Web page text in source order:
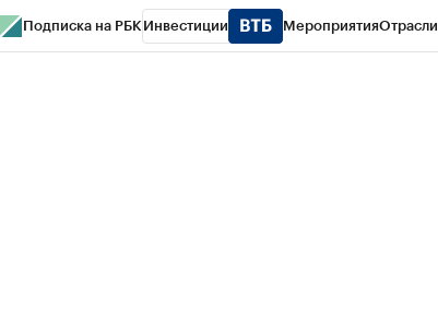
Подписка на РБК Инвестиции МероприятияОтрасли